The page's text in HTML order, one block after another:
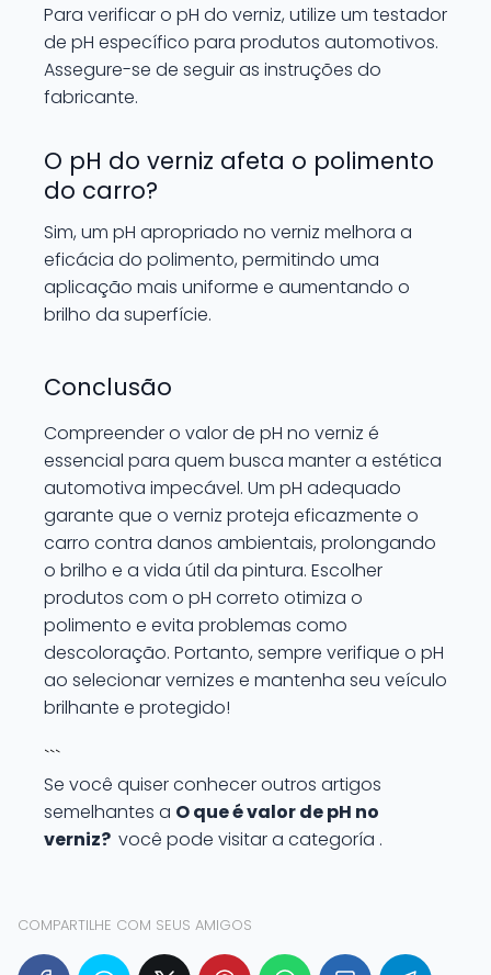
Para verificar o pH do verniz, utilize um testador
de pH específico para produtos automotivos.
Assegure-se de seguir as instruções do
fabricante.
O pH do verniz afeta o polimento
do carro?
Sim, um pH apropriado no verniz melhora a
eficácia do polimento, permitindo uma
aplicação mais uniforme e aumentando o
brilho da superfície.
Conclusão
Compreender o valor de pH no verniz é
essencial para quem busca manter a estética
automotiva impecável. Um pH adequado
garante que o verniz proteja eficazmente o
carro contra danos ambientais, prolongando
o brilho e a vida útil da pintura. Escolher
produtos com o pH correto otimiza o
polimento e evita problemas como
descoloração. Portanto, sempre verifique o pH
ao selecionar vernizes e mantenha seu veículo
brilhante e protegido!
```
Se você quiser conhecer outros artigos
semelhantes a O que é valor de pH no
verniz? você pode visitar a categoría .
COMPARTILHE COM SEUS AMIGOS